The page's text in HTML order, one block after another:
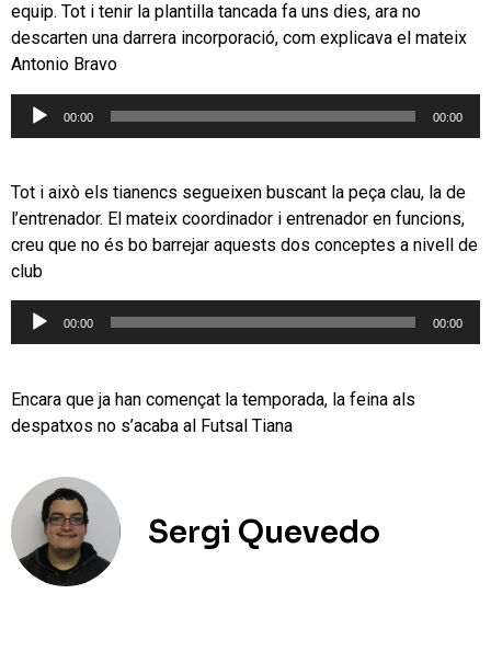
equip. Tot i tenir la plantilla tancada fa uns dies, ara no
descarten una darrera incorporació, com explicava el mateix
Antonio Bravo
Reproductor
00:00 00:00
Tot i això els tianencs segueixen buscant la peça clau, la de
l’entrenador. El mateix coordinador i entrenador en funcions,
creu que no és bo barrejar aquests dos conceptes a nivell de
club
Reproductor
00:00 00:00
Encara que ja han començat la temporada, la feina als
despatxos no s’acaba al Futsal Tiana
Sergi Quevedo